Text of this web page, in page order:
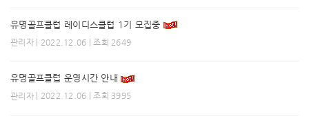
유명골프클럽 레이디스클럽 1기 모집중
관리자| 2022.12.06 | 조회 2649
유명골프클럽 운영시간 안내
관리자| 2022.12.06 | 조회 3995